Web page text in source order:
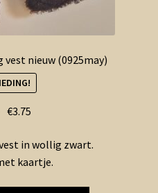
nieuw (0925may)
Oorspronkelijke
was:
€7.50.
€3.75
is:
€3.75.
in wollig zwart.
kaartje.